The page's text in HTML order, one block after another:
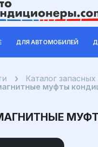
ДЛЯ АВТОМОБИЛЕЙ
Каталог
муфты